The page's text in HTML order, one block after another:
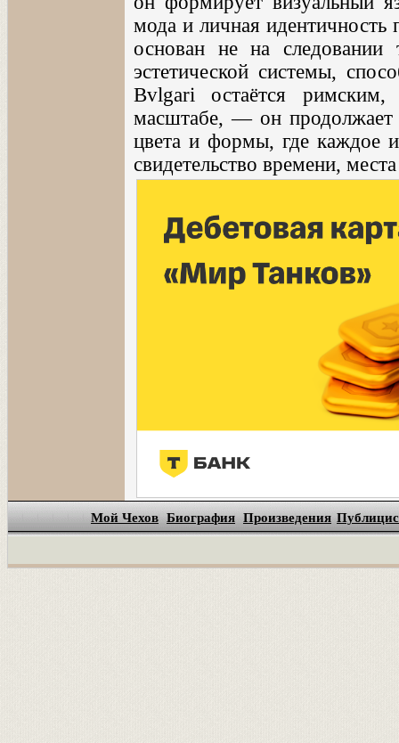
мода и личная идентичность
основан не на следовании
эстетической системы,
Bvlgari остаётся римским,
масштабе, — он продолжает
цвета и формы, где каждое
свидетельство времени,
Мой Чехов Биография Произведения